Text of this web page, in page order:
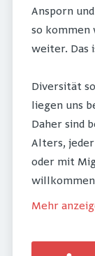
Ansporn
so kommen
weiter. Das
Diversität
liegen uns
Daher sind
Alters,
oder mit
Mehr